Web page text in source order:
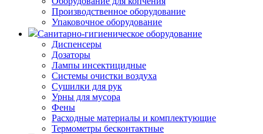
Производственное оборудование
Упаковочное оборудование
Санитарно-гигиеническое оборудование
Диспенсеры
Дозаторы
Лампы инсектицидные
Системы очистки воздуха
Сушилки для рук
Урны для мусора
Фены
Расходные материалы и комплектующие
Термометры бесконтактные